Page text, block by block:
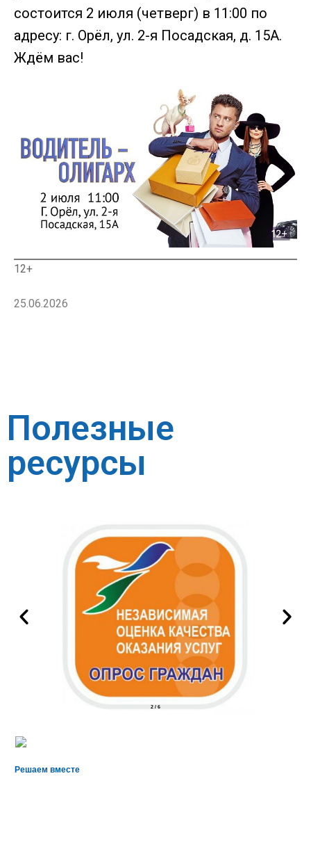
состоится 2 июля (четверг) в 11:00 по
адресу: г. Орёл, ул. 2-я Посадская, д. 15А.
Ждём вас!
12+
25.06.2026
Полезные
ресурсы
2 / 6
Решаем вместе